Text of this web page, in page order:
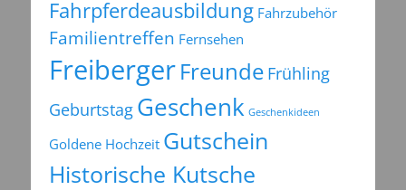
Fahrpferdeausbildung Fahrzubehör
Familientreffen Fernsehen
FreibergerFreunde Frühling
Geburtstag Geschenk Geschenkideen
Goldene Hochzeit Gutschein
Historische Kutsche